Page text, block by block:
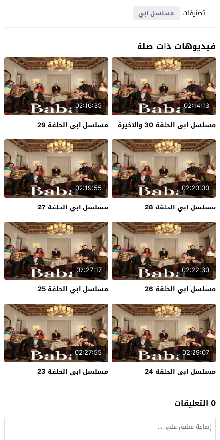
تصنيفات
مسلسل ابي
فيديوهات ذات صلة
02:14:13
مسلسل ابي الحلقة 30 والاخيرة
02:16:35
مسلسل ابي الحلقة 29
02:20:00
مسلسل ابي الحلقة 28
02:19:55
مسلسل ابي الحلقة 27
02:22:30
مسلسل ابي الحلقة 26
02:27:17
مسلسل ابي الحلقة 25
02:29:07
مسلسل ابي الحلقة 24
02:27:55
مسلسل ابي الحلقة 23
0 التعليقات